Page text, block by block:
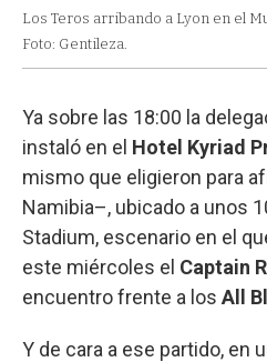
Los Teros arribando a Lyon en el
Foto: Gentileza.
Ya sobre las 18:00 la
instaló en el Hotel Kyriad
mismo que eligieron para
Namibia–, ubicado a unos
Stadium, escenario en el
este miércoles el Captain
encuentro frente a los All
Y de cara a ese partido, en